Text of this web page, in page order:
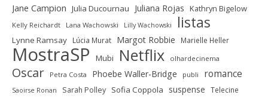
Jane Campion Julia Ducournau Juliana Rojas Kathryn Bigelow
Kelly Reichardt Lana Wachowski Lilly Wachowski listas
Lynne Ramsay Lúcia Murat Margot Robbie Marielle Heller
MostraSP Mubi Netflix olhardecinema
Oscar Petra Costa Phoebe Waller-Bridge publi romance
Saoirse Ronan Sarah Polley Sofia Coppola suspense Telecine